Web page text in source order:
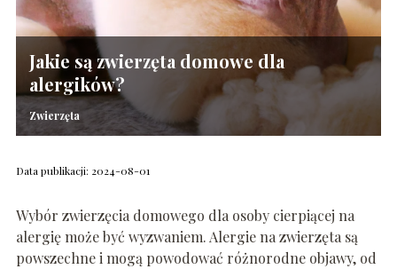
Jakie są zwierzęta domowe dla
alergików?
Zwierzęta
Data publikacji: 2024-08-01
Wybór zwierzęcia domowego dla osoby cierpiącej na
alergię może być wyzwaniem. Alergie na zwierzęta są
powszechne i mogą powodować różnorodne objawy, od